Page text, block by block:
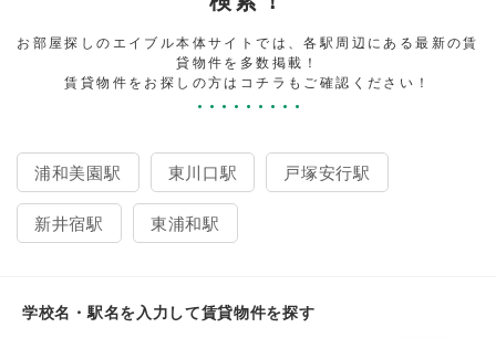
お部屋探しのエイブル本体サイトでは、各駅周辺にある最新の賃
貸物件を多数掲載！
賃貸物件をお探しの方はコチラもご確認ください！
浦和美園駅 東川口駅 戸塚安行駅
新井宿駅 東浦和駅
学校名・駅名を入力して賃貸物件を探す